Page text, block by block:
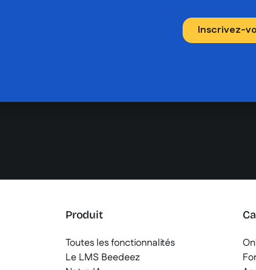
Produit
Toutes les fonctionnalités
Le LMS Beedeez